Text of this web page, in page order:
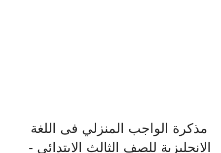
مذكرة الواجب المنزلي فى اللغة
الانجليزية للصف الثالث الابتدائي -